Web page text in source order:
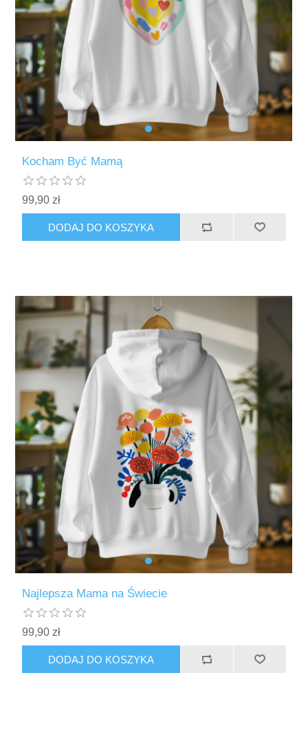
Kocham Być Mamą
99,90 zł
DODAJ DO KOSZYKA
Najlepsza Mama na Świecie
99,90 zł
DODAJ DO KOSZYKA